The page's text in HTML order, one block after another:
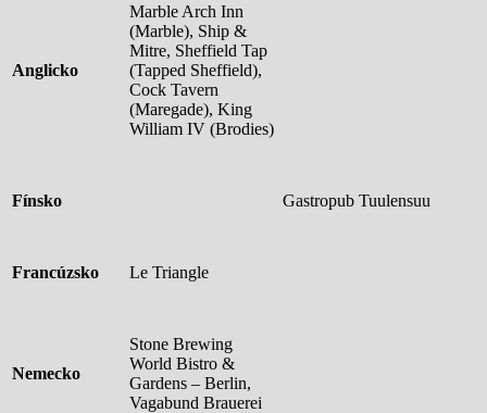
Anglicko
Marble Arch Inn
(Marble), Ship &
Mitre, Sheffield Tap
(Tapped Sheffield),
Cock Tavern
(Maregade), King
William IV (Brodies)
Fínsko Gastropub Tuulensuu
Francúzsko Le Triangle
Nemecko
Stone Brewing
World Bistro &
Gardens – Berlin,
Vagabund Brauerei